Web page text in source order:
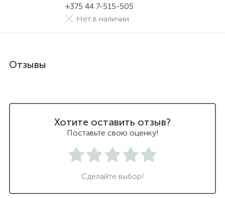
+375 44 7-515-505
Нет в наличии
Отзывы
Хотите оставить отзыв?
Поставьте свою оценку!
Сделайте выбор!